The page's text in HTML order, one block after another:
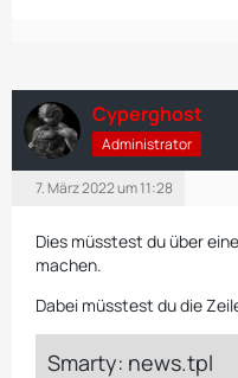
Cyperghost
Administrator
7. März 2022 um 11:28
Dies müsstest du über
machen.
Dabei müsstest du die
Smarty: news.tpl